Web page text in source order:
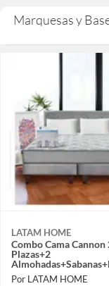
Marquesas y
LATAM HOME
Combo Cama Cannon
Plazas+2
Tela Gris
Por LATAM HOME